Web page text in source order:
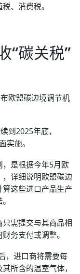
、消费税。
“碳关税”
欧盟碳边境调节机
到2025年底，
实施。
是根据今年5月欧
详细说明欧盟碳边
这些进口产品生产
需提交与其商品相
务支付或调整。
，进口商将需要每
所含的温室气体，